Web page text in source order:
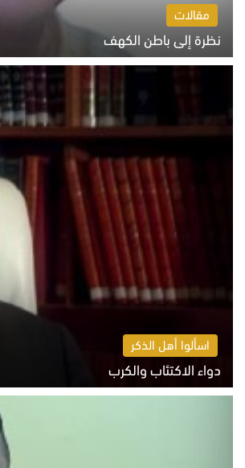
مقالات
نظرة إلى باطن الكهف
السبت 8 أغسطس 2026 11:04 ص
اسألوا أهل الذكر
دواء الاكتئاب والكرب
السبت 8 أغسطس 2026 10:54 ص